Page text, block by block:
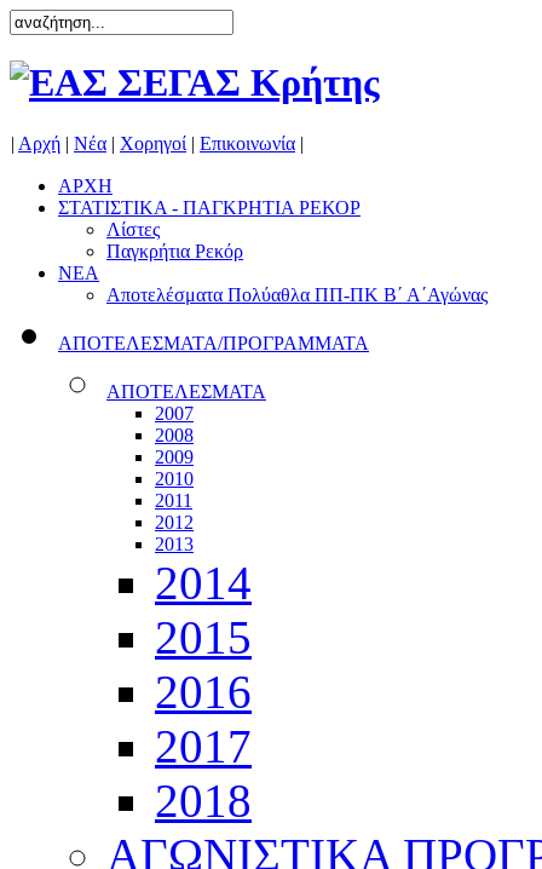
| Αρχή | Νέα | Χορηγοί | Επικοινωνία |
ΑΡΧΗ
ΣΤΑΤΙΣΤΙΚΑ - ΠΑΓΚΡΗΤΙΑ ΡΕΚΟΡ
Λίστες
Παγκρήτια Ρεκόρ
ΝΕΑ
Αποτελέσματα Πολύαθλα ΠΠ-ΠΚ Β΄ Α΄Αγώνας
ΑΠΟΤΕΛΕΣΜΑΤΑ/ΠΡΟΓΡΑΜΜΑΤΑ
ΑΠΟΤΕΛΕΣΜΑΤΑ
2007
2008
2009
2010
2011
2012
2013
2014
2015
2016
2017
2018
ΑΓΩΝΙΣΤΙΚΑ